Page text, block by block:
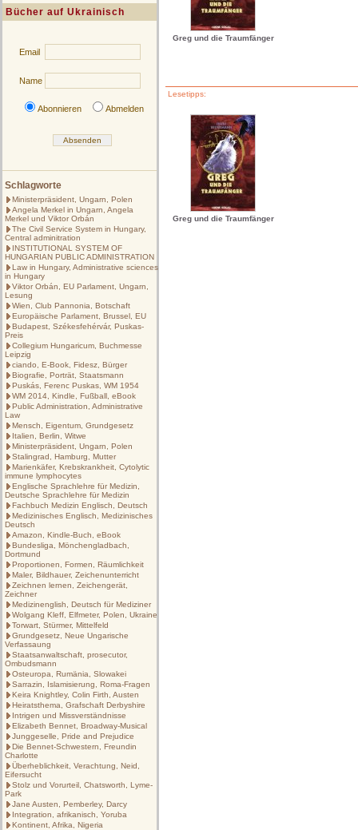
Bücher auf Ukrainisch
Email
Name
Abonnieren Abmelden
Schlagworte
Ministerpräsident, Ungarn, Polen
Angela Merkel in Ungarn, Angela
Merkel und Viktor Orbán
The Civil Service System in Hungary,
Central adminitration
INSTITUTIONAL SYSTEM OF
HUNGARIAN PUBLIC ADMINISTRATION
Law in Hungary, Administrative sciences
in Hungary
Viktor Orbán, EU Parlament, Ungarn,
Lesung
Wien, Club Pannonia, Botschaft
Europäische Parlament, Brussel, EU
Budapest, Székesfehérvár, Puskas-
Preis
Collegium Hungaricum, Buchmesse
Leipzig
ciando, E-Book, Fidesz, Bürger
Biografie, Porträt, Staatsmann
Puskás, Ferenc Puskas, WM 1954
WM 2014, Kindle, Fußball, eBook
Public Administration, Administrative
Law
Mensch, Eigentum, Grundgesetz
Italien, Berlin, Witwe
Ministerpräsident, Ungarn, Polen
Stalingrad, Hamburg, Mutter
Marienkäfer, Krebskrankheit, Cytolytic
immune lymphocytes
Englische Sprachlehre für Medizin,
Deutsche Sprachlehre für Medizin
Fachbuch Medizin Englisch, Deutsch
Medizinisches Englisch, Medizinisches
Deutsch
Amazon, Kindle-Buch, eBook
Bundesliga, Mönchengladbach,
Dortmund
Proportionen, Formen, Räumlichkeit
Maler, Bildhauer, Zeichenunterricht
Zeichnen lernen, Zeichengerät,
Zeichner
Medizinenglish, Deutsch für Mediziner
Wolgang Kleff, Elfmeter, Polen, Ukraine
Torwart, Stürmer, Mittelfeld
Grundgesetz, Neue Ungarische
Verfassaung
Staatsanwaltschaft, prosecutor,
Ombudsmann
Osteuropa, Rumänia, Slowakei
Sarrazin, Islamisierung, Roma-Fragen
Keira Knightley, Colin Firth, Austen
Heiratsthema, Grafschaft Derbyshire
Intrigen und Missverständnisse
Elizabeth Bennet, Broadway-Musical
Junggeselle, Pride and Prejudice
Die Bennet-Schwestern, Freundin
Charlotte
Überheblichkeit, Verachtung, Neid,
Eifersucht
Stolz und Vorurteil, Chatsworth, Lyme-
Park
Jane Austen, Pemberley, Darcy
Integration, afrikanisch, Yoruba
Kontinent, Afrika, Nigeria
Greg und die Traumfänger
Lesetipps:
Greg und die Traumfänger